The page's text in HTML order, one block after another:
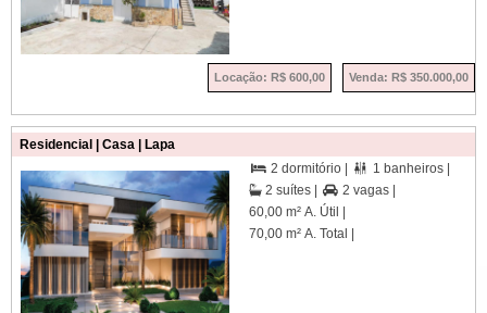
Venda: R$ 350.000,00
Locação: R$ 600,00
Residencial | Casa | Lapa
 2 dormitório | 
1 banheiros |
2 suítes |  2 vagas |
60,00 m² A. Útil |
70,00 m² A. Total |